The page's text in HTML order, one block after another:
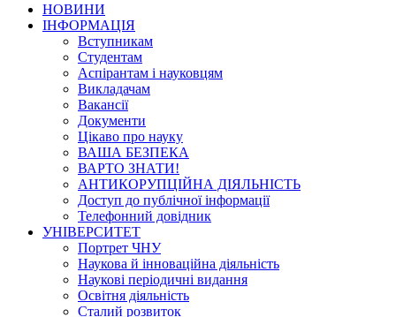
НОВИНИ
ІНФОРМАЦІЯ
Вступникам
Студентам
Аспірантам і науковцям
Викладачам
Вакансії
Документи
Цікаво про науку
ВАША БЕЗПЕКА
ВАРТО ЗНАТИ!
АНТИКОРУПЦІЙНА ДІЯЛЬНІСТЬ
Доступ до публічної інформації
Телефонний довідник
УНІВЕРСИТЕТ
Портрет ЧНУ
Наукова й інноваційна діяльність
Наукові періодичні видання
Освітня діяльність
Сталий розвиток